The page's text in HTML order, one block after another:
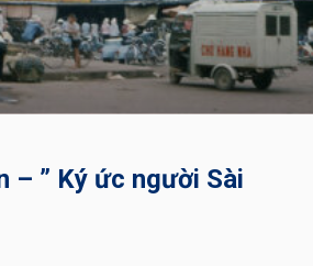
– ” Ký ức người Sài